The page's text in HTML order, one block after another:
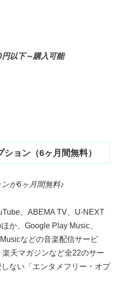
以下～購入可能
ョン（6ヶ月間無料）
が6ヶ月間無料♪
、ABEMA TV、U-NEXT
か、Google Play Music、
などの音楽配信サービ
楽天マガジンなど全22のサー
ない「エンタメフリー・オプ